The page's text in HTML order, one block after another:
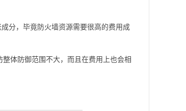
分，毕竟防火墙资源需要很高的费用成
体防御范围不大，而且在费用上也会相